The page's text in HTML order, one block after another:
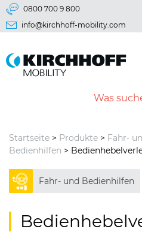
Springe direkt zu:
Hauptmenü
0800 700 9 800
info@kirchhoff-mobility.com
Startseite > Produkte > Fahr-
Bedienhilfen >
Fahr- und Bedienhilfen